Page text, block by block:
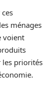
ménages
voient
les priorités